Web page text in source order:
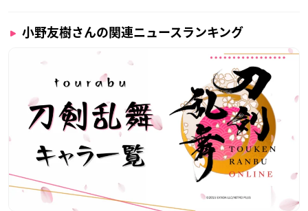
小野友樹さんの関連ニュースランキング